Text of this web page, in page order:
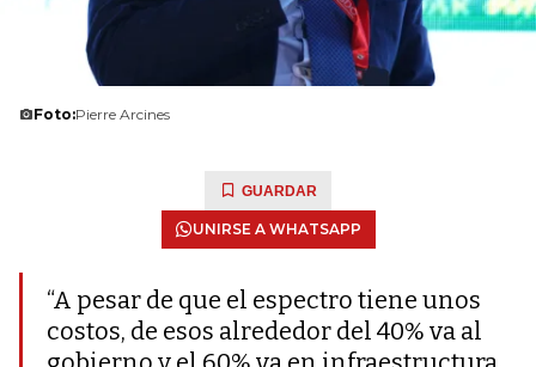
Foto:Pierre Arcines
GUARDAR
UNIRSE A WHATSAPP
“A pesar de que el espectro tiene unos
costos, de esos alrededor del 40% va al